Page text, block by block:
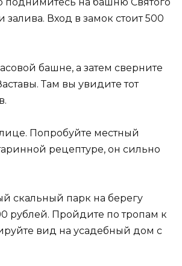
поднимитесь на башню Святого
залива. Вход в замок стоит 500
башне, а затем сверните
Там вы увидите тот
Попробуйте местный
рецептуре, он сильно
скальный парк на берегу
рублей. Пройдите по тропам к
вид на усадебный дом с